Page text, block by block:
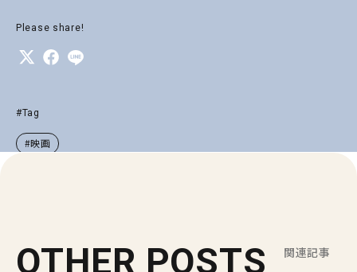
Please share!
#Tag
#映画
OTHER POSTS 関連記事